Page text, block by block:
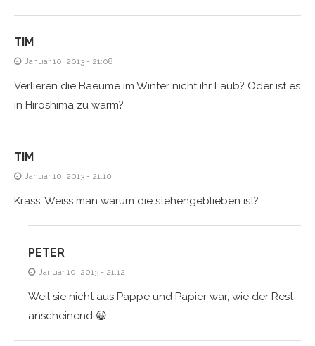
TIM
Januar 10, 2013 - 21:08
Verlieren die Baeume im Winter nicht ihr Laub? Oder ist es
in Hiroshima zu warm?
TIM
Januar 10, 2013 - 21:10
Krass. Weiss man warum die stehengeblieben ist?
PETER
Januar 10, 2013 - 21:12
Weil sie nicht aus Pappe und Papier war, wie der Rest
anscheinend 😀